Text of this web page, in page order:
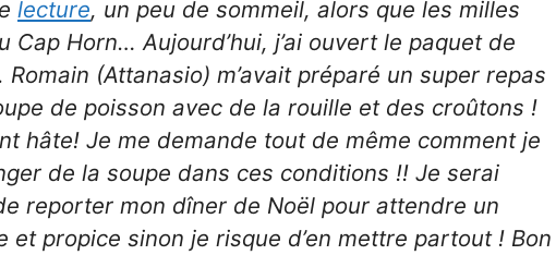
lecture, un peu de sommeil, alors que les milles
Cap Horn… Aujourd’hui, j’ai ouvert le paquet de
(Attanasio) m’avait préparé un super repas
de poisson avec de la rouille et des croûtons !
hâte! Je me demande tout de même comment je
de la soupe dans ces conditions !! Je serai
reporter mon dîner de Noël pour attendre un
et propice sinon je risque d’en mettre partout ! Bon